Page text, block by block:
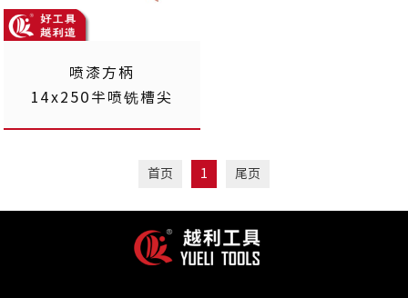
喷漆方柄
14x250半喷铣槽尖
首页 1 尾页